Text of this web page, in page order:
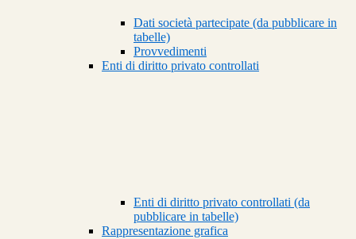
Dati società partecipate (da pubblicare in
tabelle)
Provvedimenti
Enti di diritto privato controllati
Enti di diritto privato controllati (da
pubblicare in tabelle)
Rappresentazione grafica